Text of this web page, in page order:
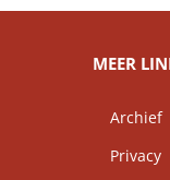
MEER
Archief
Privacy